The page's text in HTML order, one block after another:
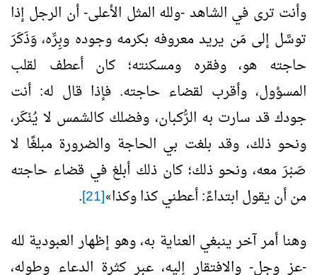
وأنت ترى في الشاهد -ولله المثل الأعلى- أن الرجل إذا
توسَّل إلى مَن يريد معروفه بكرمه وجوده وبِرِّه، وَذَكَرَ
حاجته هو، وفقره ومسكنته؛ كان أعطف لقلب
المسؤول، وأقرب لقضاء حاجته. فإذا قال له: أنت
جودك قد سارت به الرُّكبان، وفضلك كالشمس لا يُنْكَر،
ونحو ذلك، وقد بلغت بي الحاجة والضرورة مبلغًا لا
صَبْرَ معه، ونحو ذلك؛ كان ذلك أبلغ في قضاء حاجته
من أن يقول ابتداءً: أعطني كذا وكذا»
[21]
.
وهنا أمر آخر ينبغي العناية به، وهو إظهار العبودية لله
-عز وجل- والافتقار إليه، عبر كثرة الدعاء وطوله،